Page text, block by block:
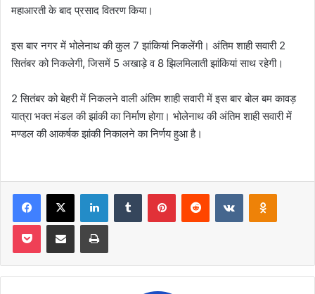
महाआरती के बाद प्रसाद वितरण किया।
इस बार नगर में भोलेनाथ की कुल 7 झांकियां निकलेंगी। अंतिम शाही सवारी 2
सितंबर को निकलेगी, जिसमें 5 अखाड़े व 8 झिलमिलाती झांकियां साथ रहेगी।
2 सितंबर को बेहरी में निकलने वाली अंतिम शाही सवारी में इस बार बोल बम कावड़
यात्रा ‌भक्त मंडल की झांकी का निर्माण होगा। भोलेनाथ की अंतिम शाही सवारी में
मण्डल की आकर्षक झांकी निकालने का निर्णय हुआ है।
Facebook
X LinkedInTumblr PinterestReddit VKontakte
Pocket Share via Email Print